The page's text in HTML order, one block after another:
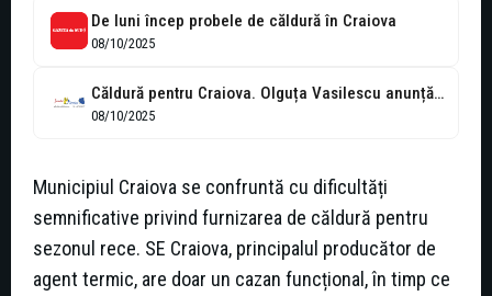
De luni încep probele de căldură în Craiova
08/10/2025
Căldură pentru Craiova. Olguța Vasilescu anunță începerea probelor
08/10/2025
Municipiul Craiova se confruntă cu dificultăți
semnificative privind furnizarea de căldură pentru
sezonul rece. SE Craiova, principalul producător de
agent termic, are doar un cazan funcțional, în timp ce